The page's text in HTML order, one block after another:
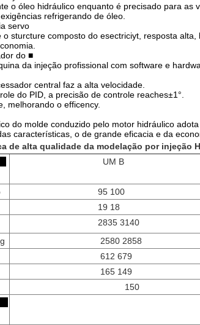
o óleo hidráulico enquanto é precisado para as
refrigerando de óleo.
servo
sturcture composto do esectriciyt, resposta alta,
do ■
da injeção profissional com software e
central faz a alta velocidade.
do PID, a precisão de controle reaches±1°.
melhorando o efficency.
do molde conduzido pelo motor hidráulico
características, o de grande eficacia e da
de alta qualidade da modelação por injeção
UM B
95 100
19 18
2835 3140
2580 2858
612 679
165 149
150